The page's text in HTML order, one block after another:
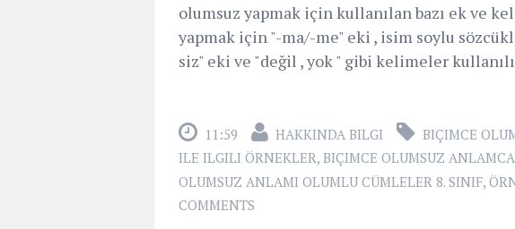
olumsuz yapmak için kullanılan bazı ek ve
yapmak için "-ma/-me" eki , isim soylu
siz" eki ve "değil , yok " gibi kelimeler
11:59 HAKKINDA BILGI
BIÇIMCE
ILE ILGILI ÖRNEKLER, BIÇIMCE OLUMSUZ
OLUMSUZ ANLAMI OLUMLU CÜMLELER 8. SINIF,
COMMENTS